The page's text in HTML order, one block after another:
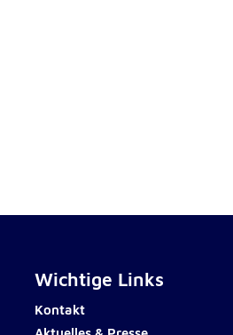
Wichtige Links
Kontakt